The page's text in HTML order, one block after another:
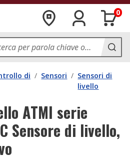
0
di / Sensori / Sensori di
livello
ATMI serie
Sensore di livello,